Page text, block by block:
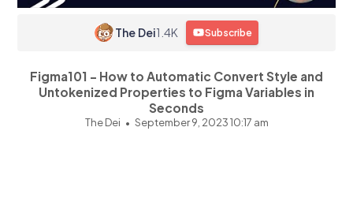
The Dei1.4K Subscribe
Figma101 - How to Automatic Convert Style and
Untokenized Properties to Figma Variables in
Seconds
The Dei September 9, 2023 10:17 am